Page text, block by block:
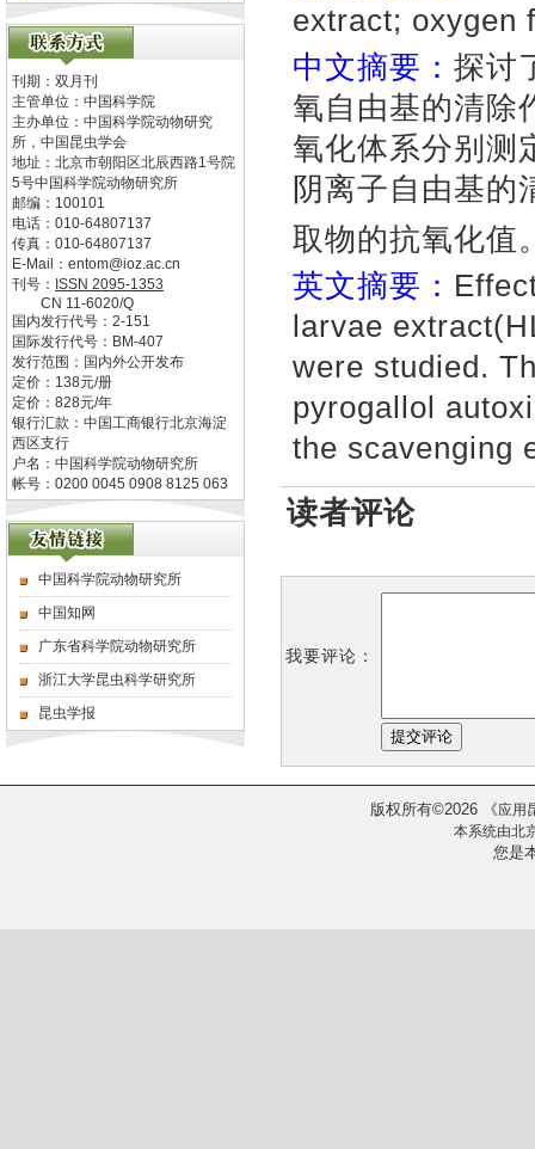
刊期：双月刊
主管单位： 中国科学院
主办单位： 中国科学院动物研究
所，中国昆虫学会
地址： 北京市朝阳区北辰西路1号院
5号中国科学院动物研究所
邮编： 100101
电话： 010-64807137
传真： 010-64807137
E-Mail： entom@ioz.ac.cn
刊号： ISSN 2095-1353
CN 11-6020/Q
国内发行代号： 2-151
国际发行代号： BM-407
发行范围：国内外公开发布
定价： 138元/册
定价： 828元/年
银行汇款：中国工商银行北京海淀
西区支行
户名：中国科学院动物研究所
帐号：0200 0045 0908 8125 063
中国科学院动物研究所
中国知网
广东省科学院动物研究所
浙江大学昆虫科学研究所
昆虫学报
extract; oxygen
中文摘要： 探讨
氧自由基的清除
氧化体系分别测
阴离子自由基的
取物的抗氧化值
英文摘要：
larvae
were studied.
pyrogallol
the scavenging
读者评论
我要评论：
版权所有©2026 《应用
本系统由北
您是